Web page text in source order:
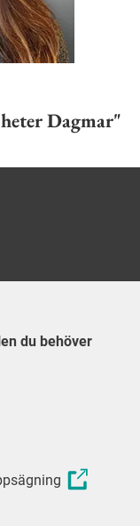
Dagmar"
du behöver